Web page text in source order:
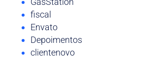
fiscal
Envato
Depoimentos
clientenovo